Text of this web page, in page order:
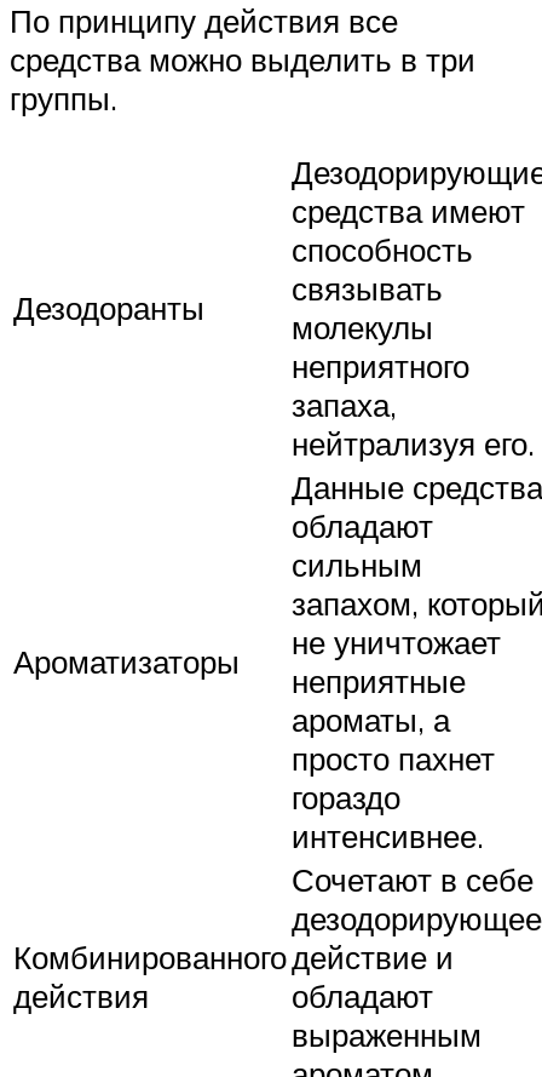
По принципу действия все
средства можно выделить в три
группы.
Дезодоранты
средства имеют
способность
связывать
молекулы
неприятного
запаха,
нейтрализуя его.
Ароматизаторы
Данные средства
обладают
сильным
запахом,
не уничтожает
неприятные
ароматы, а
просто пахнет
гораздо
интенсивнее.
Комбинированного
действия
Сочетают в себе
дезодорирующее
действие и
обладают
выраженным